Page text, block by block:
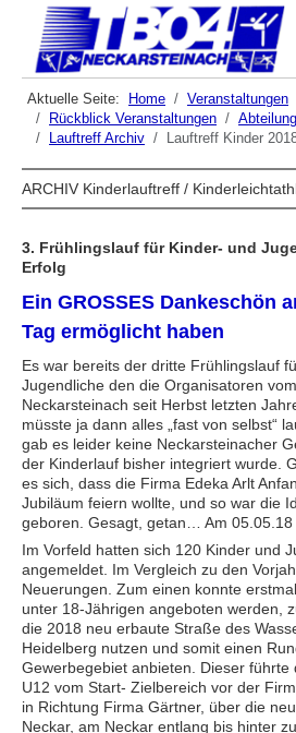
Aktuelle Seite: Home
Veranstaltungen
Rückblick Veranstaltungen
Lauftreff Archiv
Lauftreff Kinder
ARCHIV Kinderlauftreff /
3. Frühlingslauf für Kinder- und
Erfolg
Ein GROSSES Dankeschön
Tag ermöglicht haben
Es war bereits der dritte Frühlingslauf
Jugendliche den die Organisatoren
Neckarsteinach seit Herbst letzten
müsste ja dann alles „fast von selbst“
gab es leider keine Neckarsteinacher
der Kinderlauf bisher integriert wurde.
es sich, dass die Firma Edeka Arlt
Jubiläum feiern wollte, und so war die
geboren. Gesagt, getan… Am 05.05.18
Im Vorfeld hatten sich 120 Kinder und
angemeldet. Im Vergleich zu den
Neuerungen. Zum einen konnte
unter 18-Jährigen angeboten werden,
die 2018 neu erbaute Straße des
Heidelberg nutzen und somit einen
Gewerbegebiet anbieten. Dieser führte
U12 vom Start- Zielbereich vor der
in Richtung Firma Gärtner, über die
Neckar, am Neckar entlang bis hinter